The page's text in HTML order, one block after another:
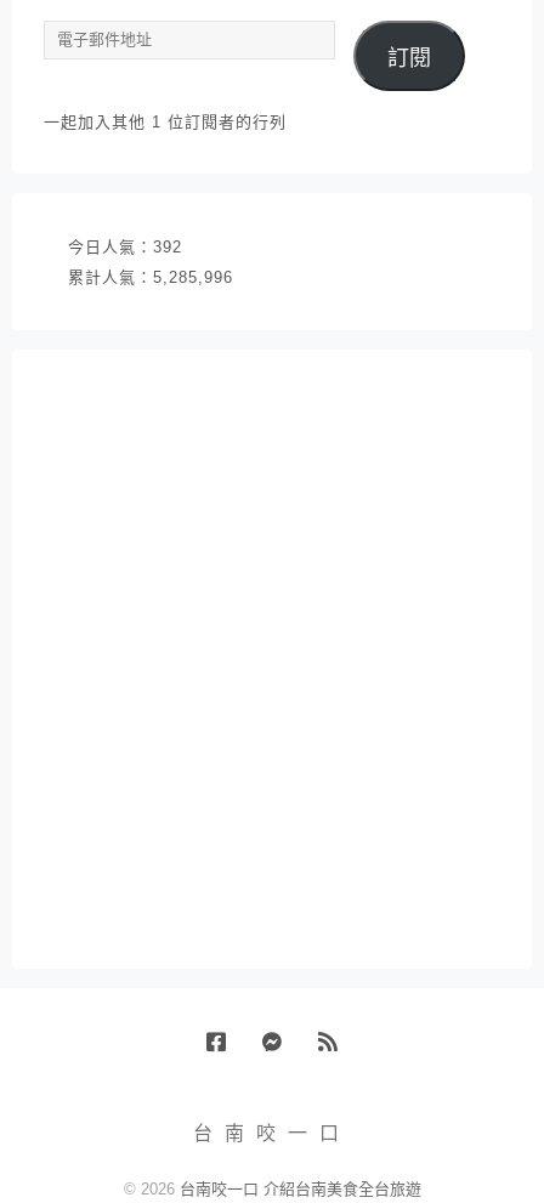
電
子
件
訂閱
一起加入其他 1 位訂閱者的行列
今日人氣： 392
累計人氣： 5,285,996
台南咬一口
© 2026 台南咬一口 介紹台南美食全台旅遊